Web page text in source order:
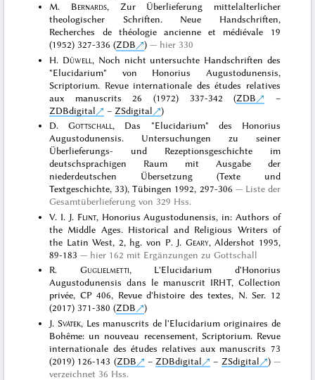
M. Bernards, Zur Überlieferung mittelalterlicher
theologischer Schriften. Neue Handschriften,
Recherches de théologie ancienne et médiévale 19
(1952) 327-336 (ZDB )
hier 330
H. Düwell , Noch nicht untersuchte Handschriften des
"Elucidarium" von Honorius Augustodunensis,
Scriptorium. Revue internationale des études relatives
aux manuscrits 26 (1972) 337-342 (ZDB
–
ZDBdigital
– ZSdigital
)
D.Gottschall, Das "Elucidarium" des Honorius
Augustodunensis. Untersuchungen zu seiner
Überlieferungs- und Rezeptionsgeschichte im
deutschsprachigen Raum mit Ausgabe der
niederdeutschen Übersetzung (Texte und
Textgeschichte, 33), Tübingen 1992, 297-306
Liste der
Gesamtüberlieferung von 329 Hss.
V. I. J. Flint, Honorius Augustodunensis, in: Authors of
the Middle Ages. Historical and Religious Writers of
the Latin West, 2, hg. von P. J. Geary, Aldershot 1995,
89-183
hier 162 mit Ergänzungen zu Gottschall
R. Guglielmetti, L'Elucidarium d'Honorius
Augustodunensis dans le manuscrit IRHT, Collection
privée, CP 406, Revue d'histoire des textes, N. Ser. 12
(2017) 371-380 (ZDB
)
J. Svátek, Les manuscrits de l'Elucidarium originaires de
Bohême: un nouveau recensement, Scriptorium. Revue
internationale des études relatives aux manuscrits 73
(2019) 126-143 (ZDB – ZDBdigital – ZSdigital
)
verzeichnet 36 Hss.